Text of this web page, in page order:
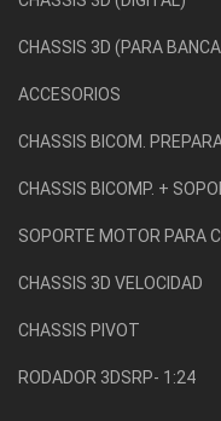
CHASSIS 3D (PARA
ACCESORIOS
CHASSIS BICOM.
CHASSIS BICOMP. +
SOPORTE MOTOR PARA
CHASSIS 3D VELOCIDAD
CHASSIS PIVOT
RODADOR 3DSRP- 1:24